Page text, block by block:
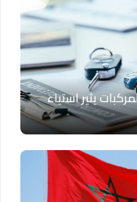
يثير استياء